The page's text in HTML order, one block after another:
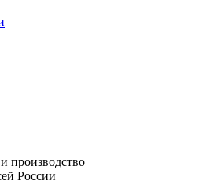
производство
России